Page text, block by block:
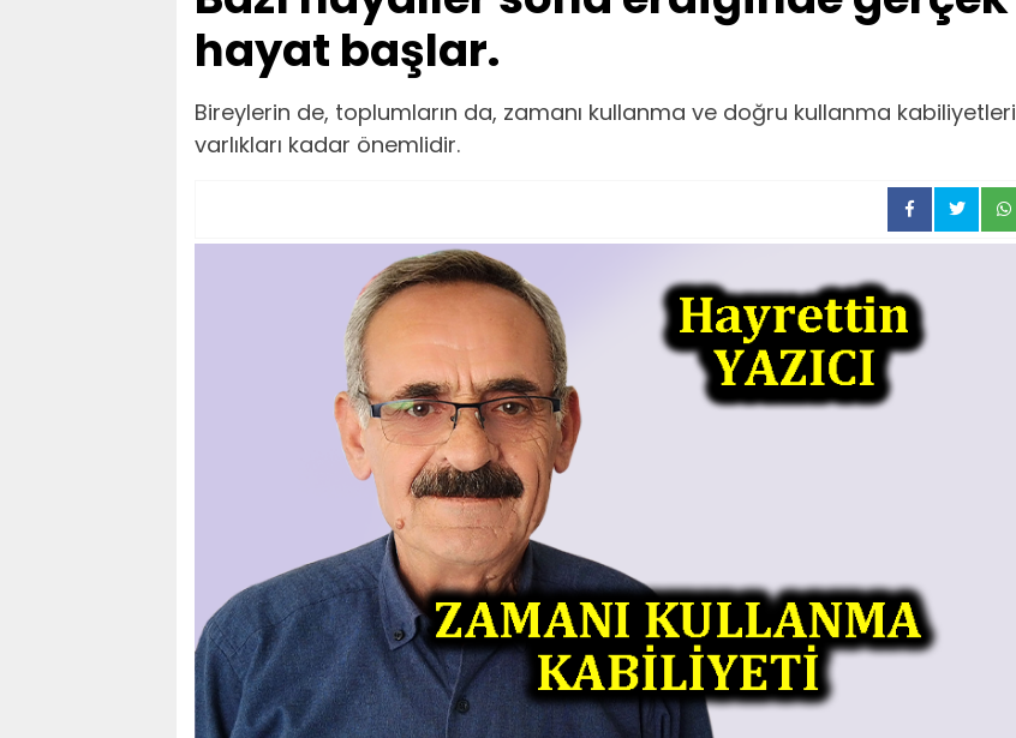
hayat başlar.
Bireylerin de, toplumların da, zamanı kullanma ve doğru kullanma kabiliyetleri
varlıkları kadar önemlidir.